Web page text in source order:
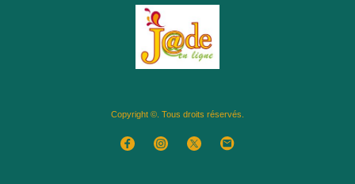
Copyright ©. Tous droits réservés.